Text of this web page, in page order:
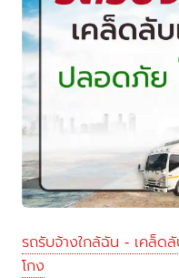
รถรับจ้างใกล้ฉัน - เคล็ด
โกง